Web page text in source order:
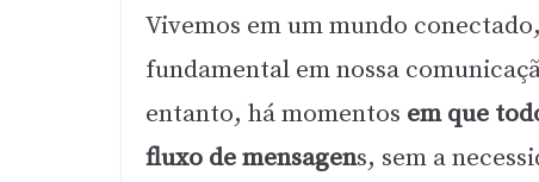
Vivemos em um mundo
fundamental em nossa
entanto, há momentos em que
fluxo de mensagens, sem a